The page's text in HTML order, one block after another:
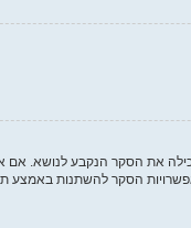
את הסקר הנקבע לנושא.
הסקר להשתנות באמצע